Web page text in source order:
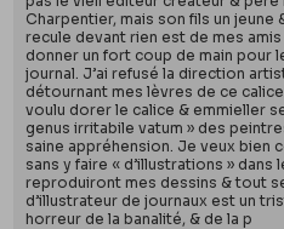
Charpentier, mais son fils un jeune
recule devant rien est de mes
donner un fort coup de main pour
journal. J’ai refusé la direction
détournant mes lèvres de ce calice
voulu dorer le calice & emmieller
genus irritabile vatum » des
saine appréhension. Je veux bien
sans y faire « d’illustrations » dans
reproduiront mes dessins & tout
d’illustrateur de journaux est un
horreur de la banalité, & de la p